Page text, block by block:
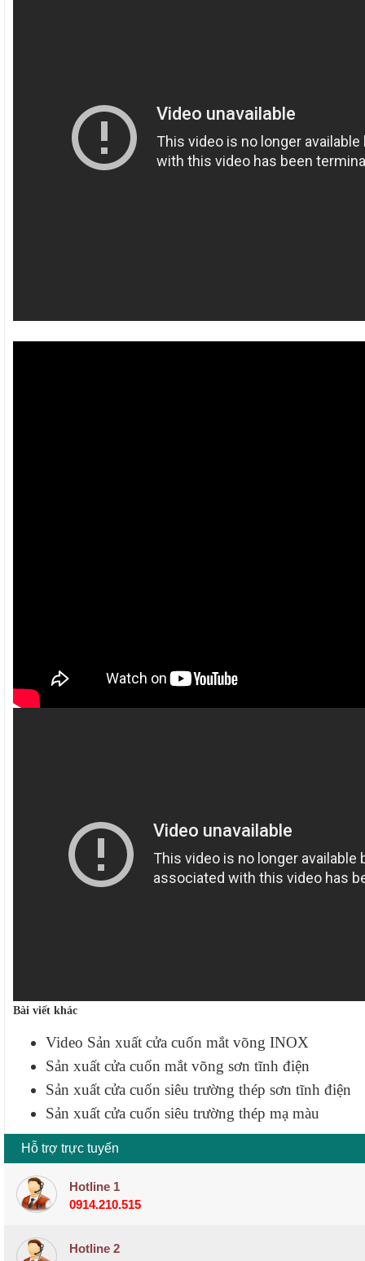
Hỗ trợ trực tuyến
Hotline 1
0914.210.515
Hotline 2
Bài viết khác
Video Sản xuất cửa cuốn mắt võng INOX
Sản xuất cửa cuốn mắt võng sơn tĩnh điện
Sản xuất cửa cuốn siêu trường thép sơn tĩnh điện
Sản xuất cửa cuốn siêu trường thép mạ màu